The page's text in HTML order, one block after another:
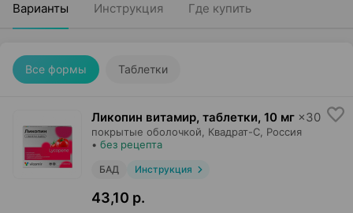
Варианты Инструкция Где купить
Все формы Таблетки
Ликопин витамир, таблетки, 10 мг ×30
покрытые оболочкой, Квадрат-С , Россия
• без рецепта
БАД Инструкция
43,10 р.